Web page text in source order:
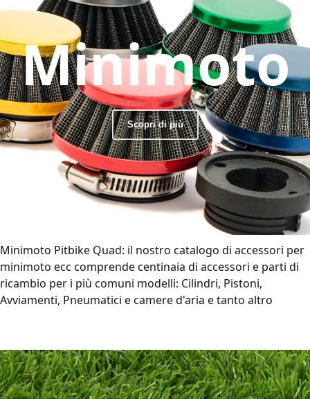
Minimoto
Scopri di più
Minimoto Pitbike Quad: il nostro catalogo di accessori per
minimoto ecc comprende centinaia di accessori e parti di
ricambio per i più comuni modelli: Cilindri, Pistoni,
Avviamenti, Pneumatici e camere d'aria e tanto altro